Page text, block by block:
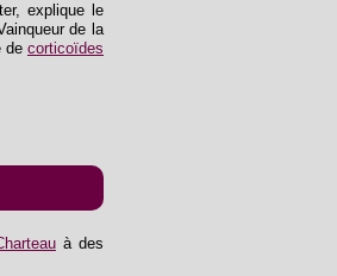
explique le
de la
decorticoïdes
à des